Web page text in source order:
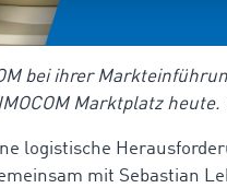
bei ihrer
Marktplatz heute.
logistische
mit Sebastian